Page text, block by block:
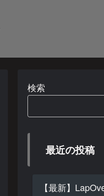
検索
最近の投稿
【最新】